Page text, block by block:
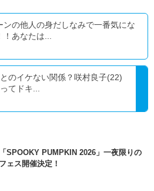
ンの他人の身だしなみで一番気にな
あなたは...
とのイケない関係？咲村良子(22)
てドキ...
SPOOKY PUMPKIN 2026」一夜限りの
ェス開催決定！